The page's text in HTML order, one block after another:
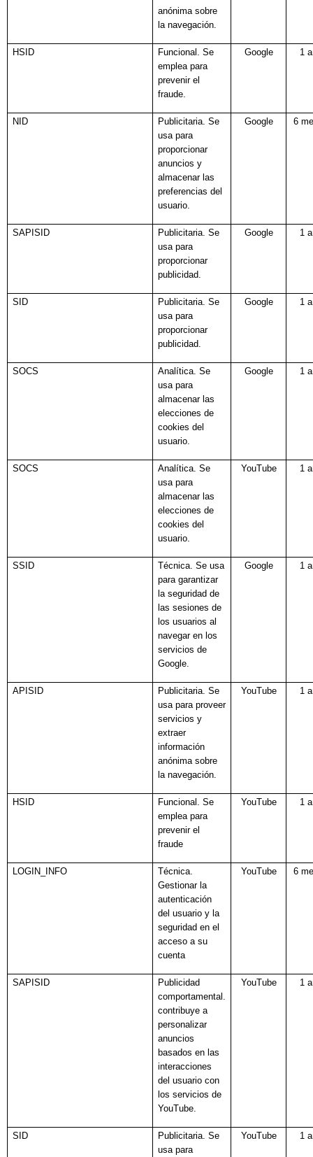
anónima sobre
la navegación.
HSID
Funcional. Se
emplea para
prevenir el
fraude.
Google 1
NID
Publicitaria. Se
usa para
proporcionar
anuncios y
almacenar las
preferencias del
usuario.
Google 6
SAPISID
Publicitaria. Se
usa para
proporcionar
publicidad.
Google 1
SID
Publicitaria. Se
usa para
proporcionar
publicidad.
Google 1
SOCS
Analítica. Se
usa para
almacenar las
elecciones de
cookies del
usuario.
Google 1
SOCS
Analítica. Se
usa para
almacenar las
elecciones de
cookies del
usuario.
YouTube 1
SSID
Técnica. Se usa
para garantizar
la seguridad de
las sesiones de
los usuarios al
navegar en los
servicios de
Google.
Google 1
APISID
Publicitaria. Se
usa para proveer
servicios y
extraer
información
anónima sobre
la navegación.
YouTube 1
HSID
Funcional. Se
emplea para
prevenir el
fraude
YouTube 1
LOGIN_INFO
Técnica.
Gestionar la
autenticación
del usuario y la
seguridad en el
acceso a su
cuenta
YouTube 6
SAPISID
Publicidad
comportamental.
contribuye a
personalizar
anuncios
basados en las
interacciones
del usuario con
los servicios de
YouTube.
YouTube 1
SID
Publicitaria. Se
usa para
YouTube 1